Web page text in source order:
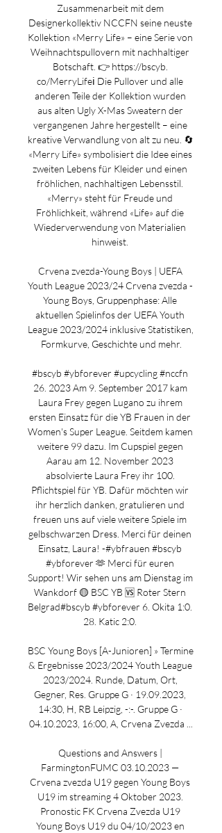
Zusammenarbeit mit dem
Designerkollektiv NCCFN seine neuste
Kollektion «Merry Life» – eine Serie von
Weihnachtspullovern mit nachhaltiger
Botschaft. 👉 https://bscyb.
co/MerryLifeℹ️ Die Pullover und alle
anderen Teile der Kollektion wurden
aus alten Ugly X-Mas Sweatern der
vergangenen Jahre hergestellt – eine
kreative Verwandlung von alt zu neu. 🔄
«Merry Life» symbolisiert die Idee eines
zweiten Lebens für Kleider und einen
fröhlichen, nachhaltigen Lebensstil.
«Merry» steht für Freude und
Fröhlichkeit, während «Life» auf die
Wiederverwendung von Materialien
hinweist.
Crvena zvezda-Young Boys | UEFA
Youth League 2023/24 Crvena zvezda -
Young Boys, Gruppenphase: Alle
aktuellen Spielinfos der UEFA Youth
League 2023/2024 inklusive Statistiken,
Formkurve, Geschichte und mehr.
#bscyb #ybforever #upcycling #nccfn
26. 2023 Am 9. September 2017 kam
Laura Frey gegen Lugano zu ihrem
ersten Einsatz für die YB Frauen in der
Women's Super League. Seitdem kamen
weitere 99 dazu. Im Cupspiel gegen
Aarau am 12. November 2023
absolvierte Laura Frey ihr 100.
Pflichtspiel für YB. Dafür möchten wir
ihr herzlich danken, gratulieren und
freuen uns auf viele weitere Spiele im
gelbschwarzen Dress. Merci für deinen
Einsatz, Laura! -#ybfrauen #bscyb
#ybforever 🫶 Merci für euren
Support! Wir sehen uns am Dienstag im
Wankdorf 🟡️ BSC YB 🆚 Roter Stern
Belgrad#bscyb #ybforever 6. Okita 1:0.
28. Katic 2:0.
BSC Young Boys [A-Junioren] » Termine
& Ergebnisse 2023/2024 Youth League
2023/2024. Runde, Datum, Ort,
Gegner, Res. Gruppe G · 19.09.2023,
14:30, H, RB Leipzig, -:-. Gruppe G ·
04.10.2023, 16:00, A, Crvena Zvezda ...
Questions and Answers |
FarmingtonFUMC 03.10.2023 —
Crvena zvezda U19 gegen Young Boys
U19 im streaming 4 Oktober 2023.
Pronostic FK Crvena Zvezda U19
Young Boys U19 du 04/10/2023 en